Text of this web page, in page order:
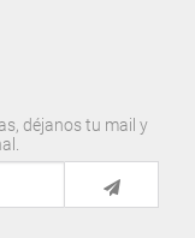
déjanos tu mail y